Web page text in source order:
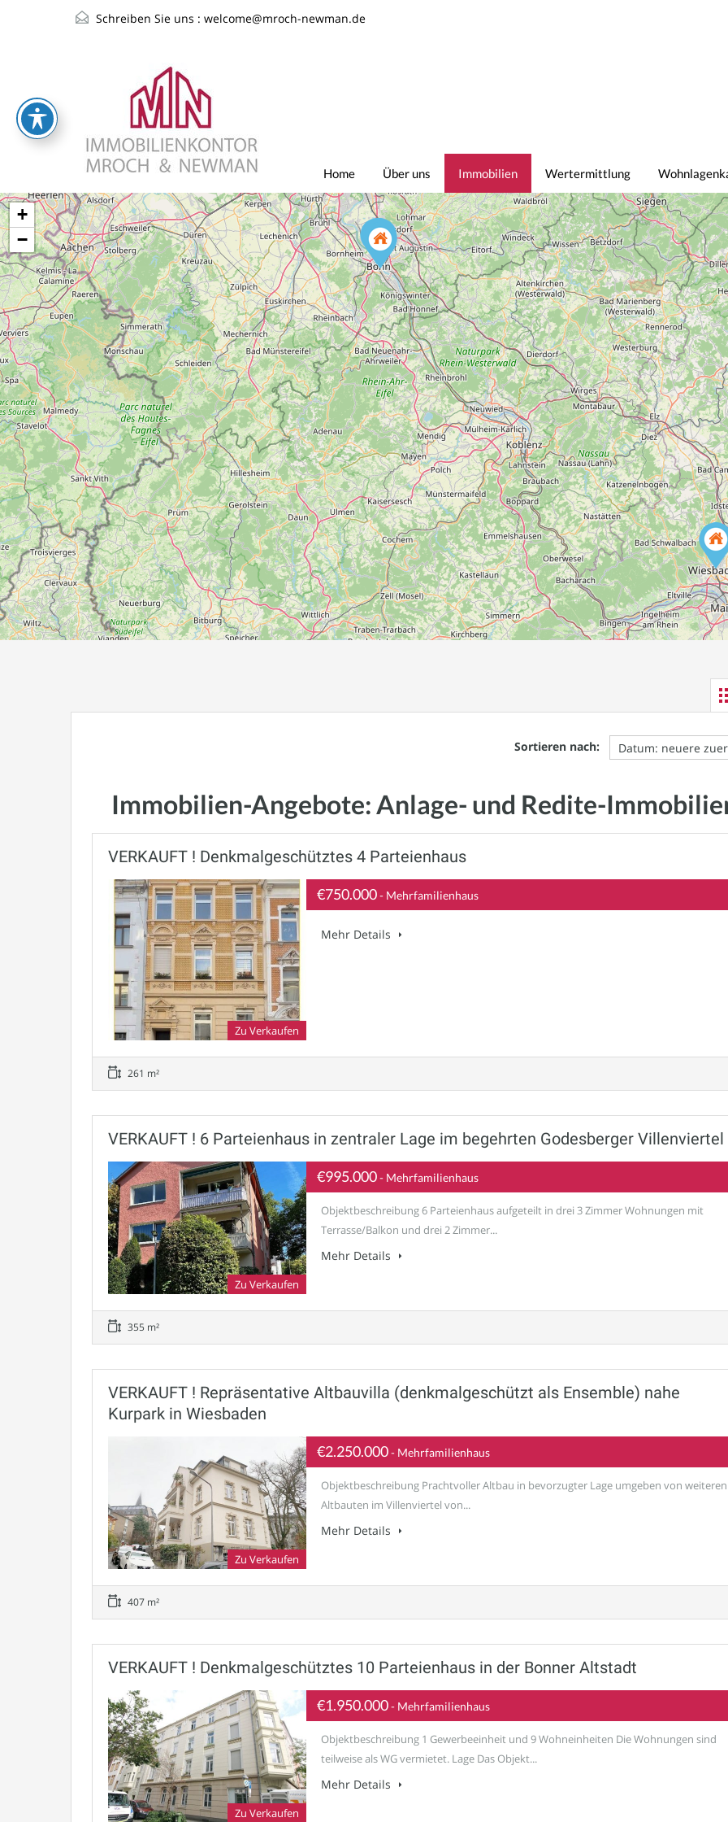
Schreiben Sie uns : welcome@mroch-newman.de
Home Über uns Immobilien Wertermittlung
+
−
Sortieren nach:
Immobilien-Angebote: Anlage- und Redite-
VERKAUFT ! Denkmalgeschütztes 4 Parteienhaus
Zu Verkaufen
€750.000- Mehrfamilienhaus
Mehr Details
261 m²
VERKAUFT ! 6 Parteienhaus in zentraler Lage im begehrten Godesberger Villenviertel
Zu Verkaufen
€995.000- Mehrfamilienhaus
Objektbeschreibung 6 Parteienhaus aufgeteilt in drei 3 Zimmer Wohnungen mit
Terrasse/Balkon und drei 2 Zimmer...
Mehr Details
355 m²
VERKAUFT ! Repräsentative Altbauvilla (denkmalgeschützt als Ensemble) nahe
Kurpark in Wiesbaden
Zu Verkaufen
€2.250.000- Mehrfamilienhaus
Objektbeschreibung Prachtvoller Altbau in bevorzugter Lage umgeben von weiteren
Altbauten im Villenviertel von...
Mehr Details
407 m²
VERKAUFT ! Denkmalgeschütztes 10 Parteienhaus in der Bonner Altstadt
Zu Verkaufen
€1.950.000- Mehrfamilienhaus
Objektbeschreibung 1 Gewerbeeinheit und 9 Wohneinheiten Die Wohnungen sind
teilweise als WG vermietet. Lage Das Objekt...
Mehr Details